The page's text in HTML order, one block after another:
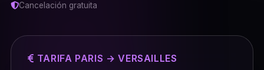
Cancelación gratuita
TARIFA PARIS → VERSAILLES